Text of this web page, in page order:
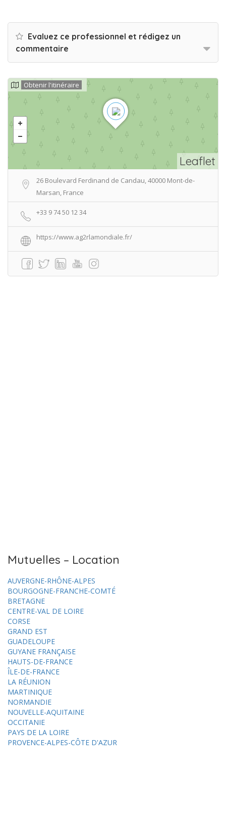
Evaluez ce professionnel et rédigez un
commentaire
Leaflet
Obtenir l'itinéraire
26 Boulevard Ferdinand de Candau, 40000 Mont-de-
Marsan, France
+33 9 74 50 12 34
https://www.ag2rlamondiale.fr/
Mutuelles – Location
AUVERGNE-RHÔNE-ALPES
BOURGOGNE-FRANCHE-COMTÉ
BRETAGNE
CENTRE-VAL DE LOIRE
CORSE
GRAND EST
GUADELOUPE
GUYANE FRANÇAISE
HAUTS-DE-FRANCE
ÎLE-DE-FRANCE
LA RÉUNION
MARTINIQUE
NORMANDIE
NOUVELLE-AQUITAINE
OCCITANIE
PAYS DE LA LOIRE
PROVENCE-ALPES-CÔTE D'AZUR